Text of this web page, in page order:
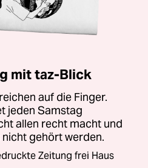
mit taz-Blick
auf die Finger.
jeden Samstag
allen recht macht und
gehört werden.
Zeitung frei Haus